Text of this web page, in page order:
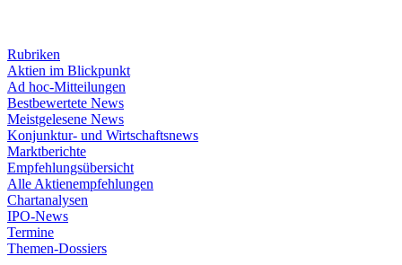
Rubriken
Aktien im Blickpunkt
Ad hoc-Mitteilungen
Bestbewertete News
Meistgelesene News
Konjunktur- und Wirtschaftsnews
Marktberichte
Empfehlungsübersicht
Alle Aktienempfehlungen
Chartanalysen
IPO-News
Termine
Themen-Dossiers